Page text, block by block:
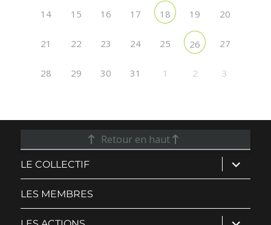
14 15 16 17 18 19 20
21 22 23 24 25 26 27
28 29 30 31 1 2 3
Retour en haut
LE COLLECTIF ouvrir
le
sous-
LES MEMBRES
ouvrir